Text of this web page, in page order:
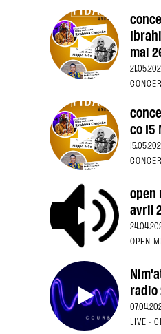
mai
co 15
open
avril
OPEN
radio
LIVE ·